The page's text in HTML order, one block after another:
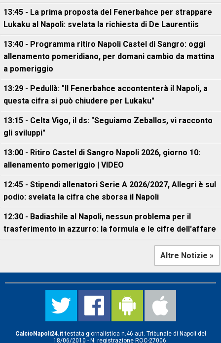
13:45 - La prima proposta del Fenerbahce per strappare
Lukaku al Napoli: svelata la richiesta di De Laurentiis
13:40 - Programma ritiro Napoli Castel di Sangro: oggi
allenamento pomeridiano, per domani cambio da mattina
a pomeriggio
13:29 - Pedullà: "Il Fenerbahce accontenterà il Napoli, a
questa cifra si può chiudere per Lukaku"
13:15 - Celta Vigo, il ds: "Seguiamo Zeballos, vi racconto
gli sviluppi"
13:00 - Ritiro Castel di Sangro Napoli 2026, giorno 10:
allenamento pomeriggio | VIDEO
12:45 - Stipendi allenatori Serie A 2026/2027, Allegri è sul
podio: svelata la cifra che sborsa il Napoli
12:30 - Badiashile al Napoli, nessun problema per il
trasferimento in azzurro: la formula e le cifre dell'affare
Altre Notizie »
CalcioNapoli24.ittestata giornalistica n.46 aut. Tribunale di Napoli del
18/06/2010 - N. registrazione ROC-27006.